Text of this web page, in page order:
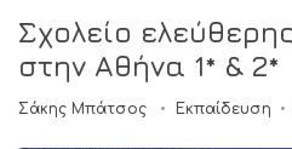
Σχολείο
στην Αθήνα 1* & 2*
Σάκης Μπάτσος Εκπαίδευση